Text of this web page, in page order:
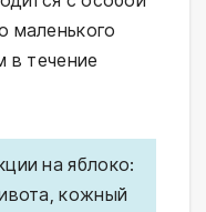
маленького
в течение
на яблоко:
кожный